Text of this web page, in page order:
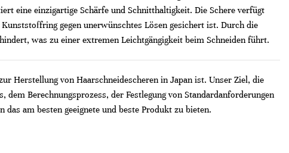
eine einzigartige Schärfe und Schnitthaltigkeit. Die Schere verfügt
gegen unerwünschtes Lösen gesichert ist. Durch die
was zu einer extremen Leichtgängigkeit beim Schneiden führt.
Herstellung von Haarschneidescheren in Japan ist. Unser Ziel, die
Berechnungsprozess, der Festlegung von Standardanforderungen
am besten geeignete und beste Produkt zu bieten.